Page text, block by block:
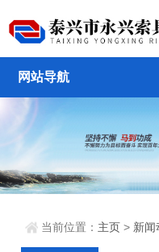
网站导航
当前位置： 主页 > 新闻